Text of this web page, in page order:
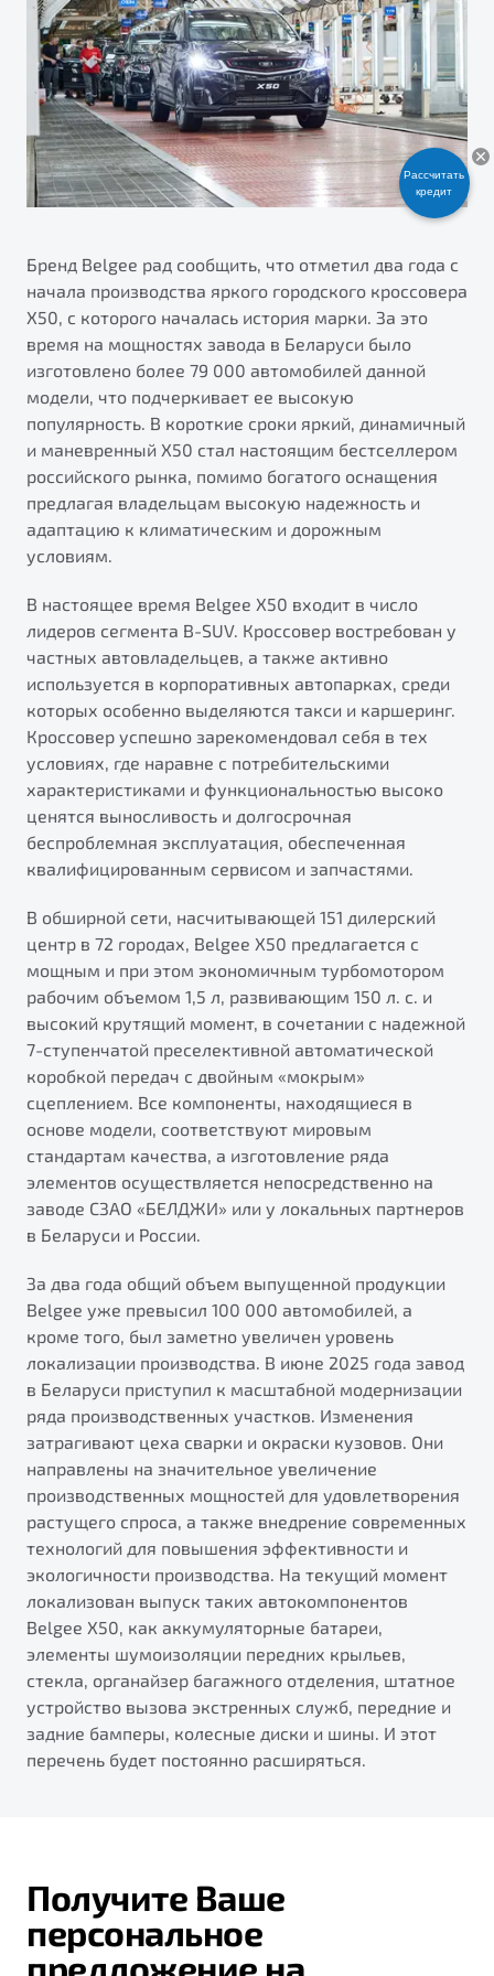
Яркий кроссовер
от 2 219 990 ₽*
Обзор В наличии
Элегантный и практичный седан
от 1 699 990 ₽*
Обзор
X70
Универсальный кроссовер
Обзор В наличии
Автокредит
Трейд-ин
Страхование
Расчет КАСКО
Узнайте о специальных выгодах при покупке
автомобиля Belgee
Подробно
Автомобили в наличии
Тест-драйв
Автокредит
Спецпредложения
ПОДДЕРЖКА
Гарантия Belgee
Belgee Линк
Belgee Клуб
Belgee Плюс
Клиентская поддержка
Помощь на дорогах
Будьте еще более уверены на дорогах с программой
"Помощь на дорогах"
Преимущества программы
Запись на сервис
Калькулятор ТО
Клиентская поддержка
О дилерском центре
Правовая информация
НАША КОМАНДА
Бренд Belgee рад сообщить, что отметил два года с
начала производства яркого городского кроссовера
X50, с которого началась история марки. За это
время на мощностях завода в Беларуси было
изготовлено более 79 000 автомобилей данной
модели, что подчеркивает ее высокую
популярность. В короткие сроки яркий, динамичный
и маневренный Х50 стал настоящим бестселлером
российского рынка, помимо богатого оснащения
предлагая владельцам высокую надежность и
адаптацию к климатическим и дорожным
условиям.
В настоящее время Belgee X50 входит в число
лидеров сегмента B-SUV. Кроссовер востребован у
частных автовладельцев, а также активно
используется в корпоративных автопарках, среди
которых особенно выделяются такси и каршеринг.
Кроссовер успешно зарекомендовал себя в тех
условиях, где наравне с потребительскими
характеристиками и функциональностью высоко
ценятся выносливость и долгосрочная
беспроблемная эксплуатация, обеспеченная
квалифицированным сервисом и запчастями.
В обширной сети, насчитывающей 151 дилерский
центр в 72 городах, Belgee X50 предлагается с
мощным и при этом экономичным турбомотором
рабочим объемом 1,5 л, развивающим 150 л. с. и
высокий крутящий момент, в сочетании с надежной
7-ступенчатой преселективной автоматической
коробкой передач с двойным «мокрым»
сцеплением. Все компоненты, находящиеся в
основе модели, соответствуют мировым
стандартам качества, а изготовление ряда
элементов осуществляется непосредственно на
заводе СЗАО «БЕЛДЖИ» или у локальных партнеров
в Беларуси и России.
За два года общий объем выпущенной продукции
Belgee уже превысил 100 000 автомобилей, а
кроме того, был заметно увеличен уровень
локализации производства. В июне 2025 года завод
в Беларуси приступил к масштабной модернизации
ряда производственных участков. Изменения
затрагивают цеха сварки и окраски кузовов. Они
направлены на значительное увеличение
производственных мощностей для удовлетворения
растущего спроса, а также внедрение современных
технологий для повышения эффективности и
экологичности производства. На текущий момент
локализован выпуск таких автокомпонентов
Belgee X50, как аккумуляторные батареи,
элементы шумоизоляции передних крыльев,
стекла, органайзер багажного отделения, штатное
устройство вызова экстренных служб, передние и
задние бамперы, колесные диски и шины. И этот
перечень будет постоянно расширяться.
Получите Ваше
персональное
предложение на
Рассчитать
кредит